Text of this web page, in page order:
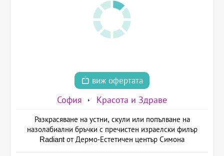
виж офертата
София Красота и Здраве
Разкрасяване на устни, скули или попълване на
назолабиални бръчки с пречистен израелски филър
Radiant от Дермо-Естетичен център Симона